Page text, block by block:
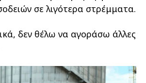
σε λιγότερα στρέμματα.
δεν θέλω να αγοράσω άλλες